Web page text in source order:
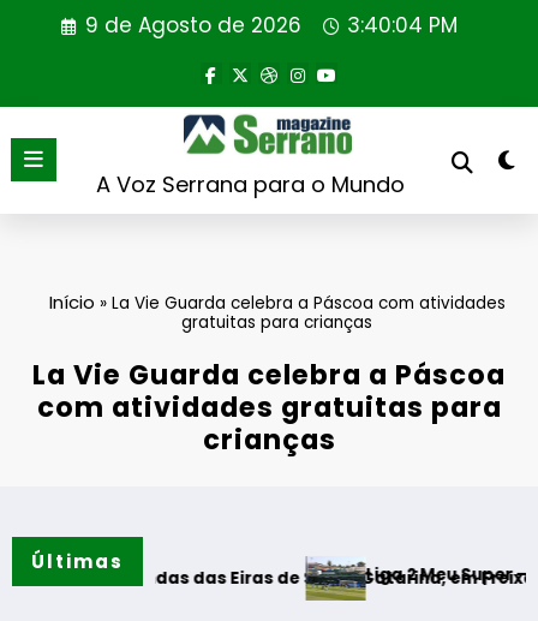
9 de Agosto de 2026 3:40:05 PM
A Voz Serrana para o Mundo
Início » La Vie Guarda celebra a Páscoa com atividades
gratuitas para crianças
La Vie Guarda celebra a Páscoa
com atividades gratuitas para
crianças
Últimas
das Eiras de Santa Catarina, em Freixeda do
Liga 2 Meu Super – CD Tondela